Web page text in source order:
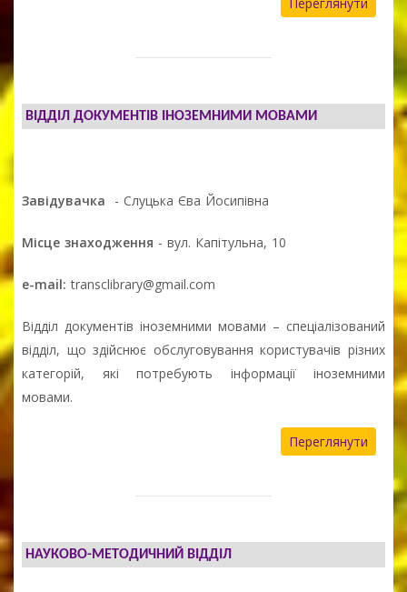
ВІДДІЛ ДОКУМЕНТІВ ІНОЗЕМНИМИ МОВАМИ
Завідувачка - Слуцька Єва Йосипівна
Місце знаходження - вул. Капітульна, 10
e-mail: transclibrary@gmail.com
Відділ документів іноземними мовами – спеціалізований
відділ, що здійснює обслуговування користувачів різних
категорій, які потребують інформації іноземними
мовами.
Переглянути
НАУКОВО-МЕТОДИЧНИЙ ВІДДІЛ